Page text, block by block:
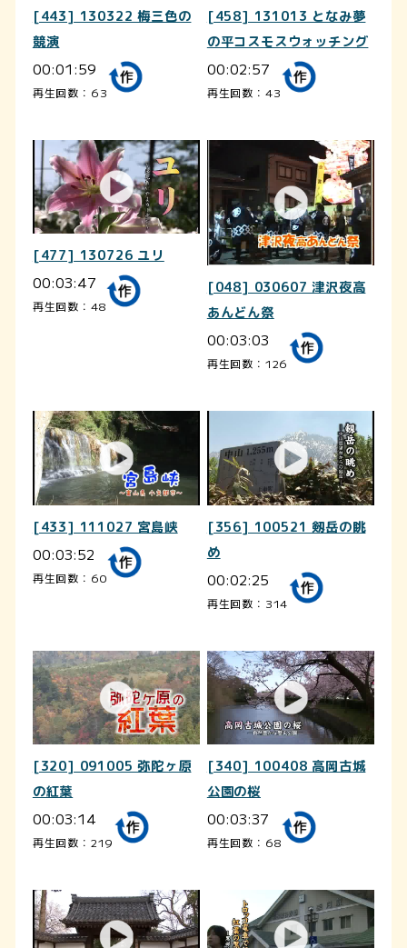
[443] 130322 梅三色の
競演
00:01:59
再生回数：63
[458] 131013 となみ夢
の平コスモスウォッチング
00:02:57
再生回数：43
[477] 130726 ユリ
00:03:47
再生回数：48
[048] 030607 津沢夜高
あんどん祭
00:03:03
再生回数：126
[433] 111027 宮島峡
00:03:52
再生回数：60
[356] 100521 剱岳の眺
め
00:02:25
再生回数：314
[320] 091005 弥陀ヶ原
の紅葉
00:03:14
再生回数：219
[340] 100408 高岡古城
公園の桜
00:03:37
再生回数：68